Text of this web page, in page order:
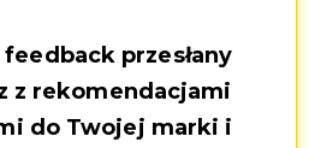
feedback przesłany
z rekomendacjami
do Twojej marki i